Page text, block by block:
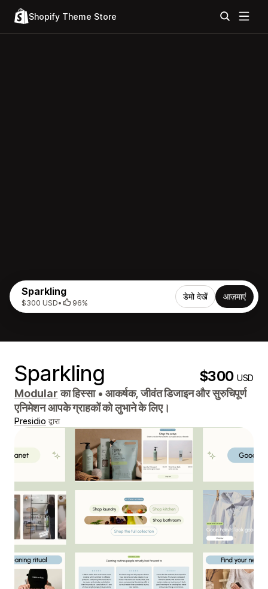
Shopify Theme Store
Sparkling
$300 USD• 96%
डेमो देखें आज़माएं
Sparkling $300USD
Modularका हिस्सा • आकर्षक, जीवंत डिजाइन और सुरुचिपूर्ण
एनिमेशन आपके ग्राहकों को लुभाने के लिए।
Presidio द्वारा